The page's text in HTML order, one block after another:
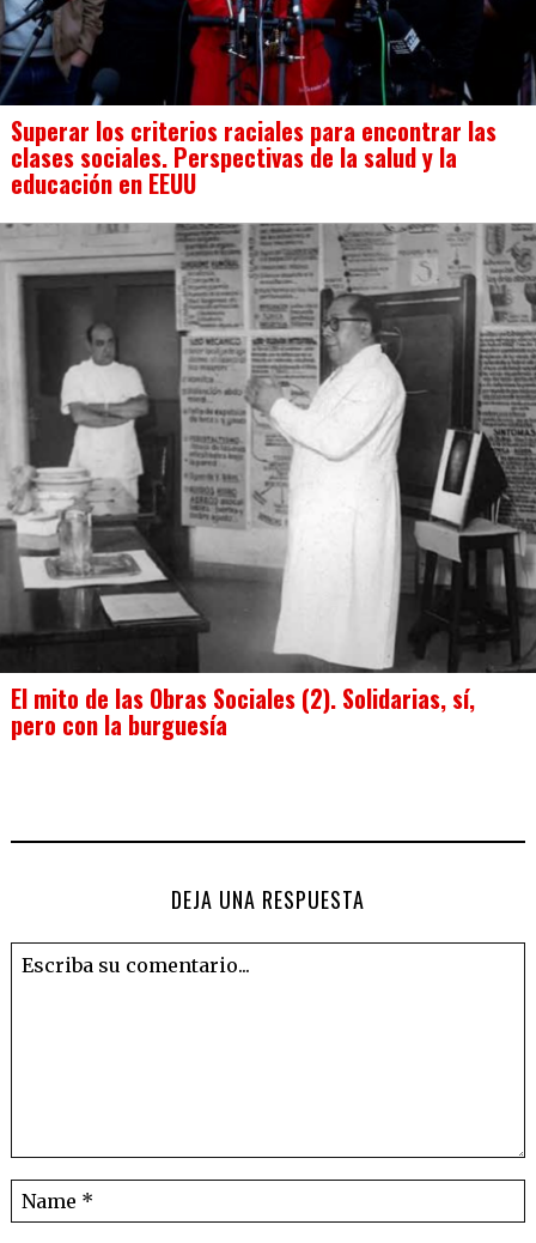
Superar los criterios raciales para encontrar las
clases sociales. Perspectivas de la salud y la
educación en EEUU
El mito de las Obras Sociales (2). Solidarias, sí,
pero con la burguesía
DEJA UNA RESPUESTA